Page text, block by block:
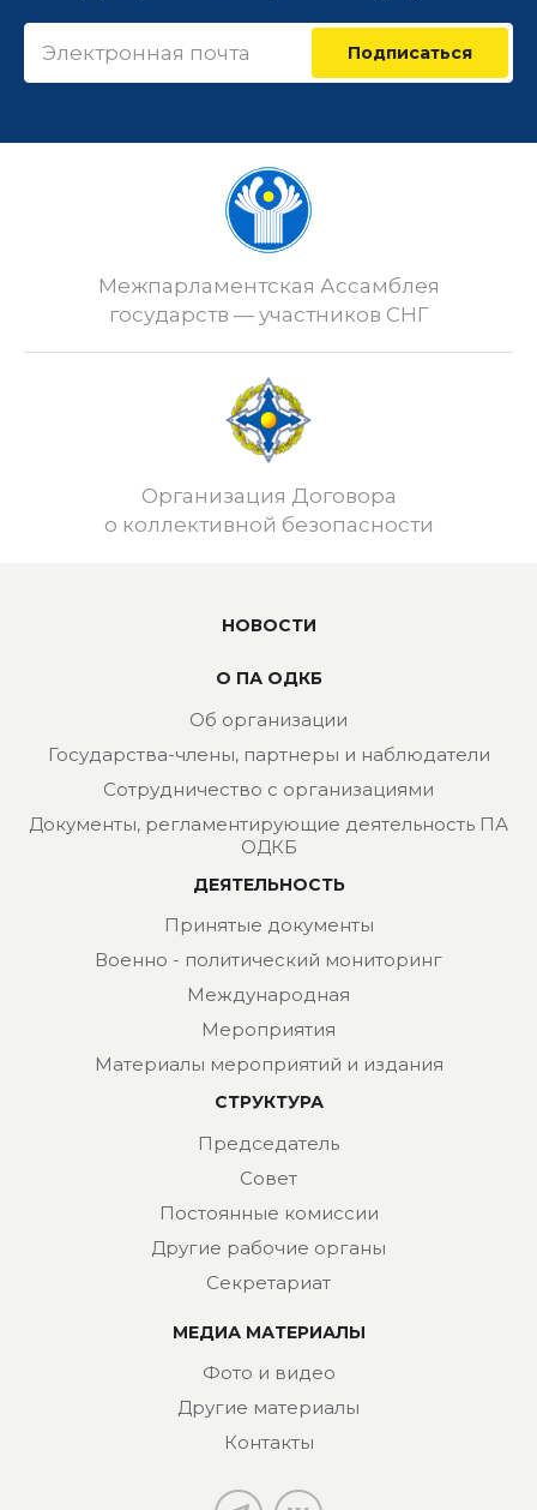
Подписаться
Межпарламентская Ассамблея
государств — участников СНГ
Организация Договора
о коллективной безопасности
НОВОСТИ
О ПА ОДКБ
Об организации
Государства-члены, партнеры и наблюдатели
Сотрудничество с организациями
Документы, регламентирующие деятельность ПА
ОДКБ
ДЕЯТЕЛЬНОСТЬ
Принятые документы
Военно - политический мониторинг
Международная
Мероприятия
Материалы мероприятий и издания
СТРУКТУРА
Председатель
Совет
Постоянные комиссии
Другие рабочие органы
Секретариат
МЕДИА МАТЕРИАЛЫ
Фото и видео
Другие материалы
Контакты